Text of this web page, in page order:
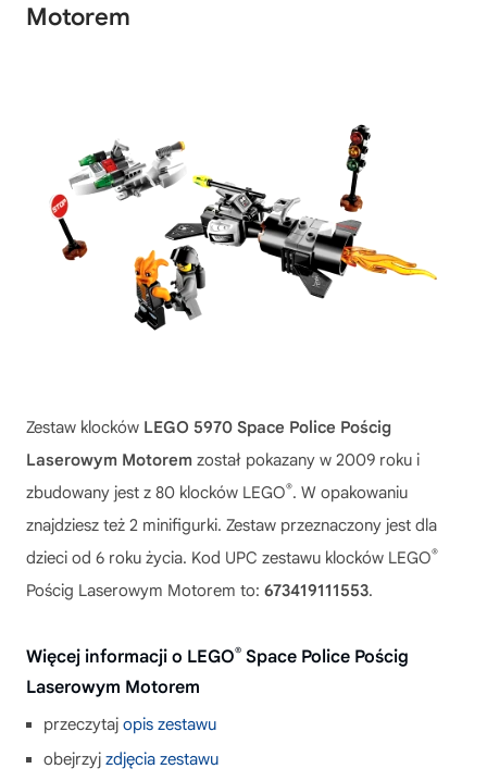
Motorem
Zestaw klocków LEGO 5970 Space Police Pościg
Laserowym Motorem został pokazany w 2009 roku i
zbudowany jest z 80 klocków LEGO®. W opakowaniu
znajdziesz też 2 minifigurki. Zestaw przeznaczony jest dla
dzieci od 6 roku życia. Kod UPC zestawu klocków LEGO®
Pościg Laserowym Motorem to: 673419111553.
Więcej informacji o LEGO® Space Police Pościg
Laserowym Motorem
przeczytaj opis zestawu
obejrzyj zdjęcia zestawu